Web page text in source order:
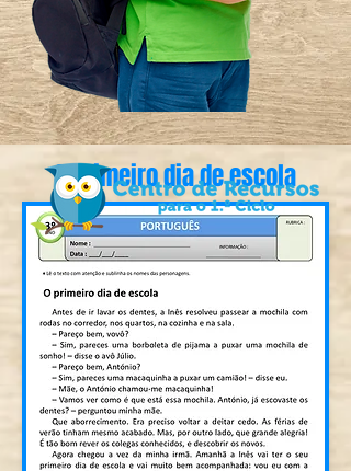
O primeiro dia de escola